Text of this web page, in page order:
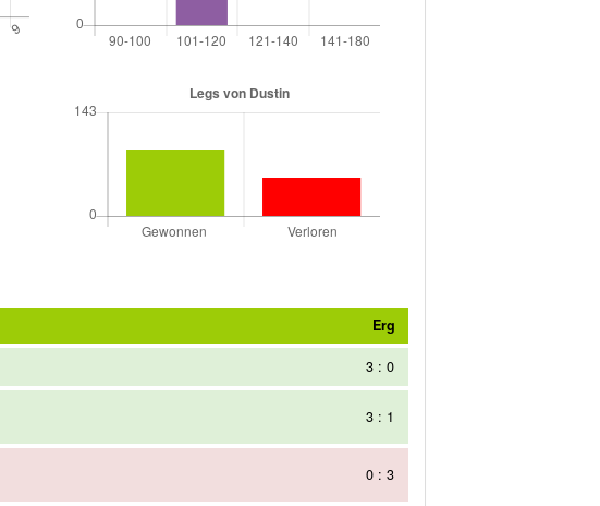
Erg
3 : 0
3 : 1
0 : 3